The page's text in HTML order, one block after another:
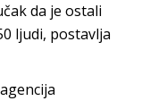
da je ostali
ljudi, postavlja